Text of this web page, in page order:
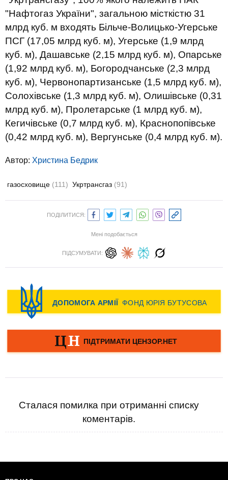
"Нафтогаз України", загальною місткістю 31
млрд куб. м входять Більче-Волицько-Угерське
ПСГ (17,05 млрд куб. м), Угерське (1,9 млрд
куб. м), Дашавське (2,15 млрд куб. м), Опарське
(1,92 млрд куб. м), Богородчанське (2,3 млрд
куб. м), Червонопартизанське (1,5 млрд куб. м),
Солохівське (1,3 млрд куб. м), Олишівське (0,31
млрд куб. м), Пролетарське (1 млрд куб. м),
Кегичівське (0,7 млрд куб. м), Краснопопівське
(0,42 млрд куб. м), Вергунське (0,4 млрд куб. м).
Автор: Христина Бедрик
газосховище (111) Укртрансгаз (91)
ПОДІЛИТИСЯ:
Мені подобається
ПІДСУМУВАТИ:
Сталася помилка при отриманні списку
коментарів.